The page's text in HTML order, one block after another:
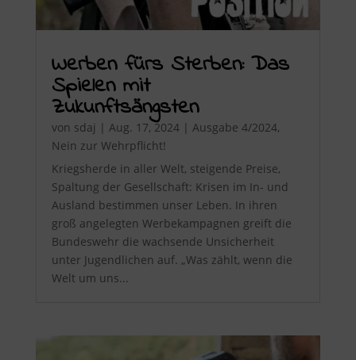
Werben fürs Sterben: Das
Spielen mit
Zukunftsängsten
von sdaj | Aug. 17, 2024| Ausgabe 4/2024,
Nein zur Wehrpflicht!
Kriegsherde in aller Welt, steigende Preise,
Spaltung der Gesellschaft: Krisen im In- und
Ausland bestimmen unser Leben. In ihren
groß angelegten Werbekampagnen greift die
Bundeswehr die wachsende Unsicherheit
unter Jugendlichen auf. „Was zählt, wenn die
Welt um uns...